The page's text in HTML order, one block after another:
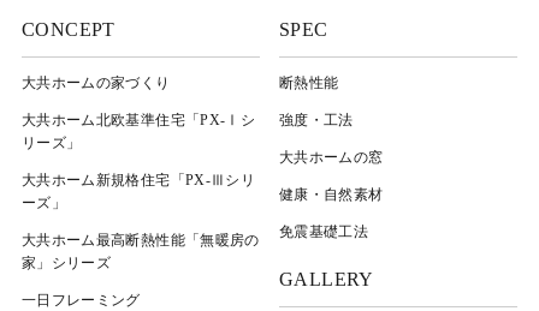
CONCEPT
大共ホームの家づくり
大共ホーム北欧基準住宅「PX-Ⅰシ
リーズ」
大共ホーム新規格住宅「PX-Ⅲシリ
ーズ」
大共ホーム最高断熱性能「無暖房の
家」シリーズ
一日フレーミング
SPEC
断熱性能
強度・工法
大共ホームの窓
健康・自然素材
免震基礎工法
GALLERY